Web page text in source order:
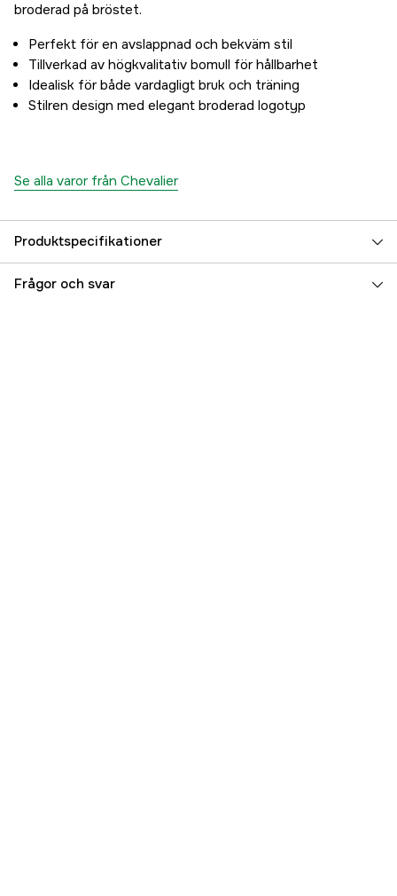
broderad på bröstet.
Perfekt för en avslappnad och bekväm stil
Tillverkad av högkvalitativ bomull för hållbarhet
Idealisk för både vardagligt bruk och träning
Stilren design med elegant broderad logotyp
Se alla varor från Chevalier
Produktspecifikationer
Färgton Rosa
Frågor och svar